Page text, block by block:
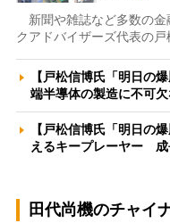
新聞や雑誌など多数の金
クアドバイザーズ代表の
【戸松信博氏「明日の
端半導体の製造に不可
【戸松信博氏「明日の
えるキープレーヤー
田代尚機のチャイ